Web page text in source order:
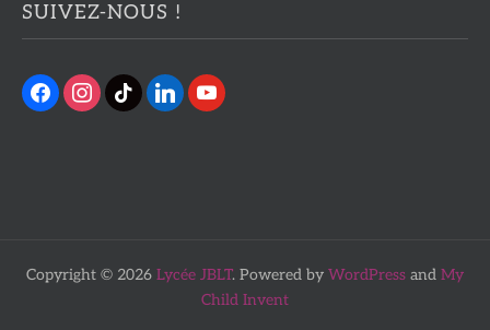
SUIVEZ-NOUS !
Copyright © 2026 Lycée JBLT. Powered by WordPress and My
Child Invent